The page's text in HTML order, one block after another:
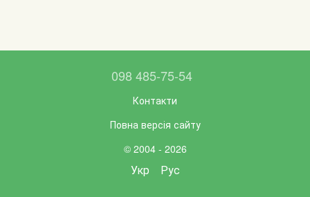
098 485-75-54
Контакти
Повна версія сайту
© 2004 - 2026
Укр Рус